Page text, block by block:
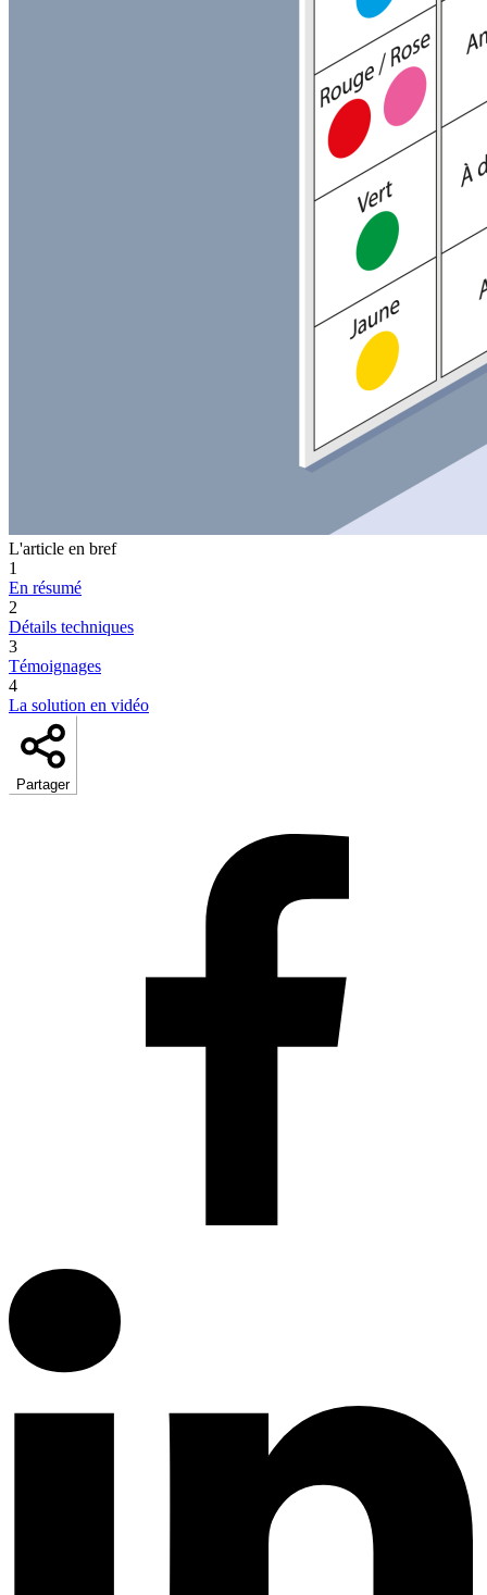
L'article en bref
1
En résumé
2
Détails techniques
3
Témoignages
4
La solution en vidéo
Partager